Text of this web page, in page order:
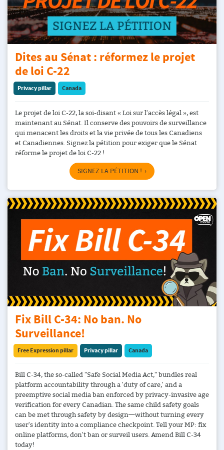
Dites au Sénat : réformez le projet
de loi C-22
Privacy pillar Canada
Le projet de loi C-22, la soi-disant « Loi sur l'accès légal », est
maintenant au Sénat. Il conserve des pouvoirs de surveillance
qui menacent les droits et la vie privée de tous les Canadiens
et Canadiennes. Signez la pétition pour exiger que le Sénat
réforme le projet de loi C-22 !
SIGNEZ LA PÉTITION !
Fix Bill C-34: No ban. No
Surveillance!
Free Expression pillar Privacy pillar Canada
Bill C-34, the so-called "Safe Social Media Act," bundles real
platform accountability through a 'duty of care,' and a
preemptive social media ban enforced by privacy-invasive age
verification for every Canadian. The same child safety goals
can be met through safety by design—without turning every
user's identity into a compliance checkpoint. Tell your MP: fix
online platforms, don't ban or surveil users. Amend Bill C-34
today!